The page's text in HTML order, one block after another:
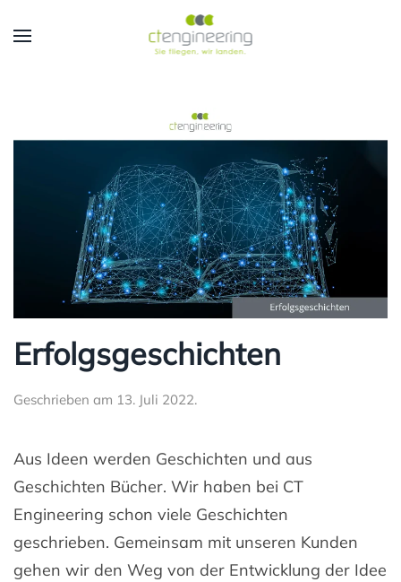
Skip to main content
Erfolgsgeschichten
Geschrieben am 13. Juli 2022.
Aus Ideen werden Geschichten und aus
Geschichten Bücher. Wir haben bei CT
Engineering schon viele Geschichten
geschrieben. Gemeinsam mit unseren Kunden
gehen wir den Weg von der Entwicklung der Idee